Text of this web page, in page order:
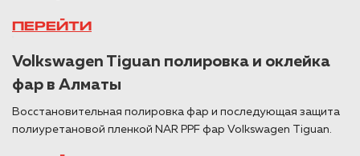
ПЕРЕЙТИ
Volkswagen Tiguan полировка и оклейка
фар в Алматы
Восстановительная полировка фар и последующая защита
полиуретановой пленкой NAR PPF фар Volkswagen Tiguan.